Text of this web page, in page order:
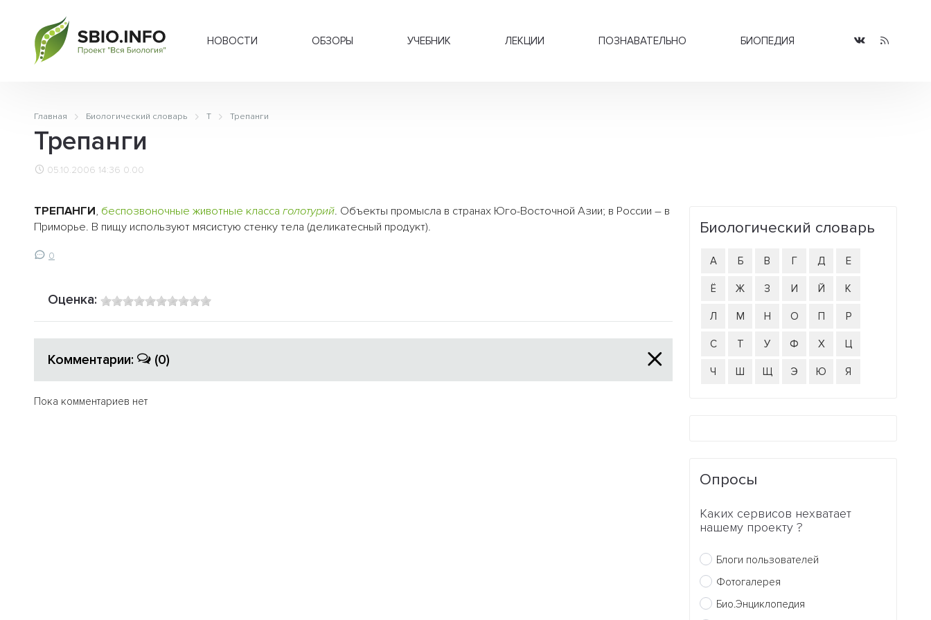
НОВОСТИ ОБЗОРЫ УЧЕБНИК ЛЕКЦИИ ПОЗНАВАТЕЛЬНО БИОПЕДИЯ
Главная Биологический словарь Т Трепанги
Трепанги
05.10.2006 14:36 0.00
ТРЕПАНГИ, беспозвоночные животные класса голотурий. Объекты промысла в странах Юго-Восточной Азии; в России – в
Приморье. В пищу используют мясистую стенку тела (деликатесный продукт).
0
Оценка:
Комментарии: (0)
Пока комментариев нет
Биологический словарь
А Б В Г Д Е
Ё Ж З И Й К
Л М Н О П Р
С Т У Ф Х Ц
Ч Ш Щ Э Ю Я
Опросы
Каких сервисов нехватает
нашему проекту ?
Блоги пользователей
Фотогалерея
Био.Энциклопедия